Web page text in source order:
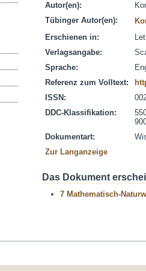
Autor(en):
Tübinger Autor(en):
Erschienen in:
Verlagsangabe:
Sprache:
Referenz zum Volltext:
ISSN:
DDC-Klassifikation:
Dokumentart:
Zur Langanzeige
Das Dokument
7 Mathematisch-